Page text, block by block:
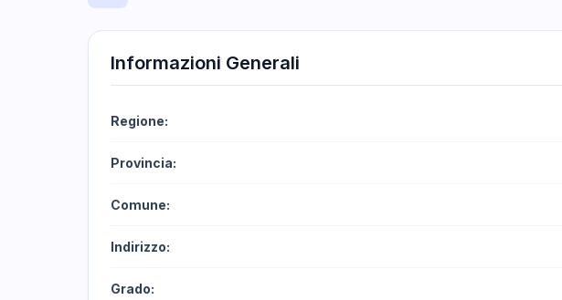
Informazioni Generali
Regione:
Provincia:
Comune:
Indirizzo:
Grado: